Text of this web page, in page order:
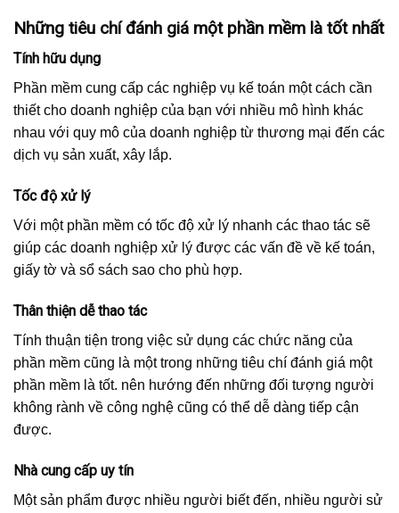
Những tiêu chí đánh giá một phần mềm là tốt nhất
Tính hữu dụng
Phần mềm cung cấp các nghiệp vụ kế toán một cách cần
thiết cho doanh nghiệp của bạn với nhiều mô hình khác
nhau với quy mô của doanh nghiệp từ thương mại đến các
dịch vụ sản xuất, xây lắp.
Tốc độ xử lý
Với một phần mềm có tốc độ xử lý nhanh các thao tác sẽ
giúp các doanh nghiệp xử lý được các vấn đề về kế toán,
giấy tờ và sổ sách sao cho phù hợp.
Thân thiện dễ thao tác
Tính thuận tiện trong việc sử dụng các chức năng của
phần mềm cũng là một trong những tiêu chí đánh giá một
phần mềm là tốt. nên hướng đến những đối tượng người
không rành về công nghệ cũng có thể dễ dàng tiếp cận
được.
Nhà cung cấp uy tín
Một sản phẩm được nhiều người biết đến, nhiều người sử